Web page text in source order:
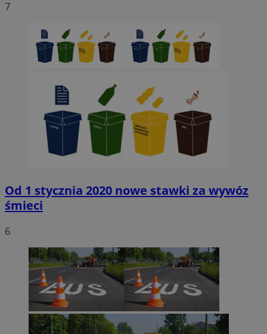
7
Od 1 stycznia 2020 nowe stawki za wywóz
śmieci
6